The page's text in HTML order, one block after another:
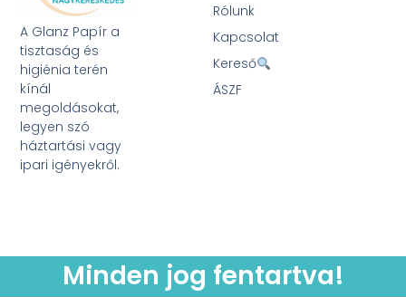
A Glanz Papír a
tisztaság és
higiénia terén
kínál
megoldásokat,
legyen szó
háztartási vagy
ipari igényekről.
Rólunk
Kapcsolat
Kereső
ÁSZF
Minden jog fentartva!